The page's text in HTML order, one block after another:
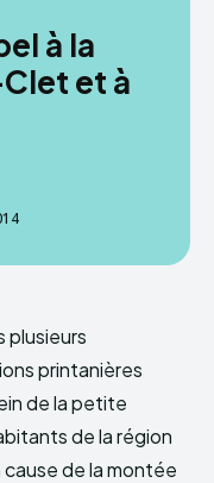
à la
et à
plusieurs
printanières
de la petite
de la région
de la montée